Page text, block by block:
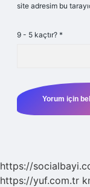
site adresim bu
9 - 5 kaçtır? *
https://
https://yuf.com.tr